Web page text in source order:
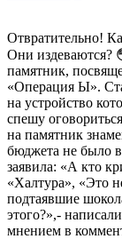
Отвратительно!
Они издеваются?
памятник,
«Операция Ы».
на устройство
спешу
на памятник
бюджета не было
заявила: «А кто
«Халтура», «Это
подтаявшие
этого?»,-
мнением в